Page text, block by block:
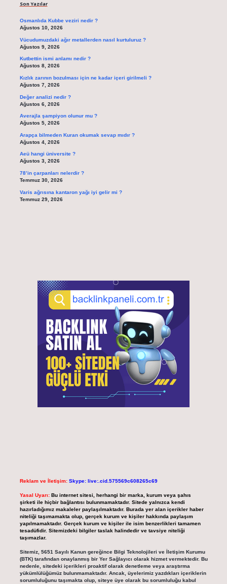
Son Yazılar
Osmanlıda Kubbe veziri nedir ?
Ağustos 10, 2026
Vücudumuzdaki ağır metallerden nasıl kurtuluruz ?
Ağustos 9, 2026
Kutbettin ismi anlamı nedir ?
Ağustos 8, 2026
Kızlık zarının bozulması için ne kadar içeri girilmeli ?
Ağustos 7, 2026
Değer analizi nedir ?
Ağustos 6, 2026
Averajla şampiyon olunur mu ?
Ağustos 5, 2026
Arapça bilmeden Kuran okumak sevap mıdır ?
Ağustos 4, 2026
Aeü hangi üniversite ?
Ağustos 3, 2026
78’in çarpanları nelerdir ?
Temmuz 30, 2026
Varis ağrısına kantaron yağı iyi gelir mi ?
Temmuz 29, 2026
Reklam ve İletişim: Skype: live:.cid.575569c608265c69
Yasal Uyarı: Bu internet sitesi, herhangi bir marka, kurum veya şahıs
şirketi ile hiçbir bağlantısı bulunmamaktadır. Sitede yalnızca kendi
hazırladığımız makaleler paylaşılmaktadır. Burada yer alan içerikler haber
niteliği taşımamakta olup, gerçek kurum ve kişiler hakkında paylaşım
yapılmamaktadır. Gerçek kurum ve kişiler ile isim benzerlikleri tamamen
tesadüfidir. Sitemizdeki bilgiler taslak halindedir ve tavsiye niteliği
taşımazlar.
Sitemiz, 5651 Sayılı Kanun gereğince Bilgi Teknolojileri ve İletişim Kurumu
(BTK) tarafından onaylanmış bir Yer Sağlayıcı olarak hizmet vermektedir. Bu
nedenle, sitedeki içerikleri proaktif olarak denetleme veya araştırma
yükümlülüğümüz bulunmamaktadır. Ancak, üyelerimiz yazdıkları içeriklerin
sorumluluğunu taşımakta olup, siteye üye olarak bu sorumluluğu kabul